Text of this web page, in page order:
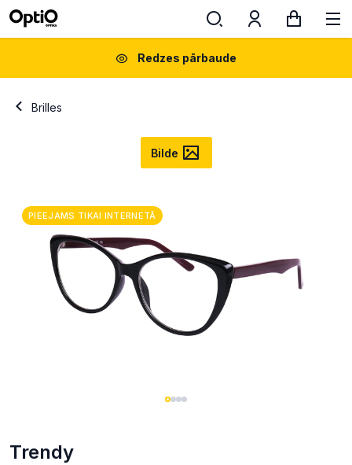
Redzes pārbaude
Brilles
Bilde
PIEEJAMS TIKAI INTERNETĀ
trendy